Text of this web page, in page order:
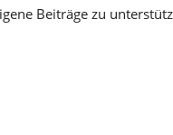
Beiträge zu